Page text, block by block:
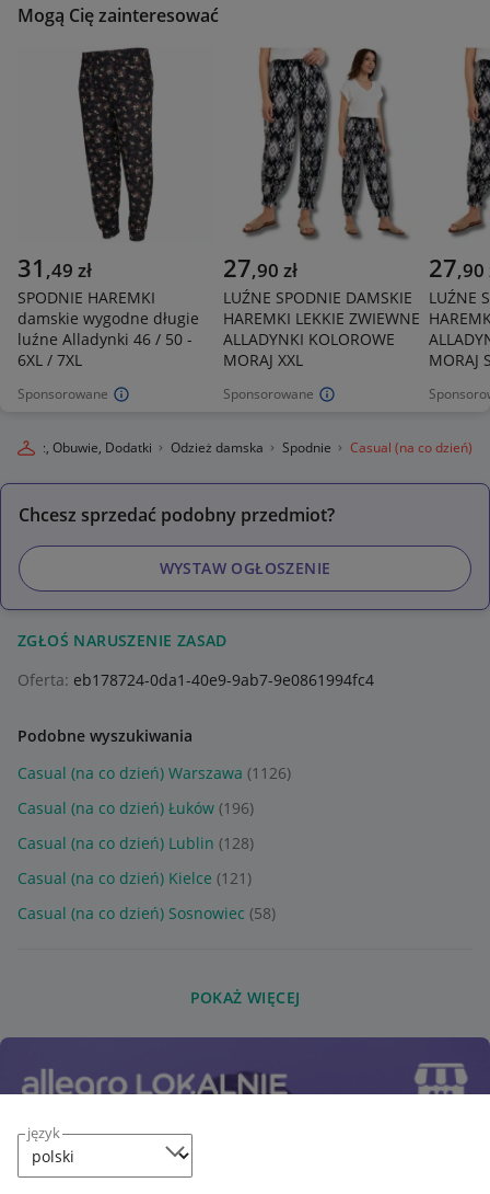
język
Mogą Cię zainteresować
Sponsorowane
31 ,49 zł
SPODNIE HAREMKI
damskie wygodne długie
luźne Alladynki 46 / 50 -
6XL / 7XL
Sponsorowane
27,90 zł
LUŹNE SPODNIE DAMSKIE
HAREMKI LEKKIE ZWIEWNE
ALLADYNKI KOLOROWE
MORAJ XXL
27,90
LUŹNE
MORAJ
Odzież, Obuwie, Dodatki Odzież damska Spodnie Casual (na co dzień)
Chcesz sprzedać podobny przedmiot?
WYSTAW OGŁOSZENIE
ZGŁOŚ NARUSZENIE ZASAD
Oferta: eb178724-0da1-40e9-9ab7-9e0861994fc4
Podobne wyszukiwania
Casual (na co dzień) Warszawa (1126)
Casual (na co dzień) Łuków (196)
Casual (na co dzień) Lublin (128)
Casual (na co dzień) Kielce (121)
Casual (na co dzień) Sosnowiec (58)
POKAŻ WIĘCEJ